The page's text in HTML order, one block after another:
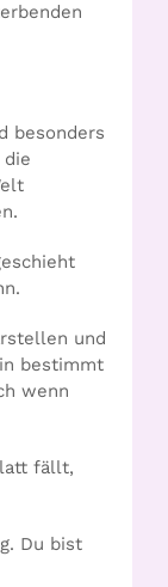
besonders
und
bestimmt
wenn
fällt,
Du bist